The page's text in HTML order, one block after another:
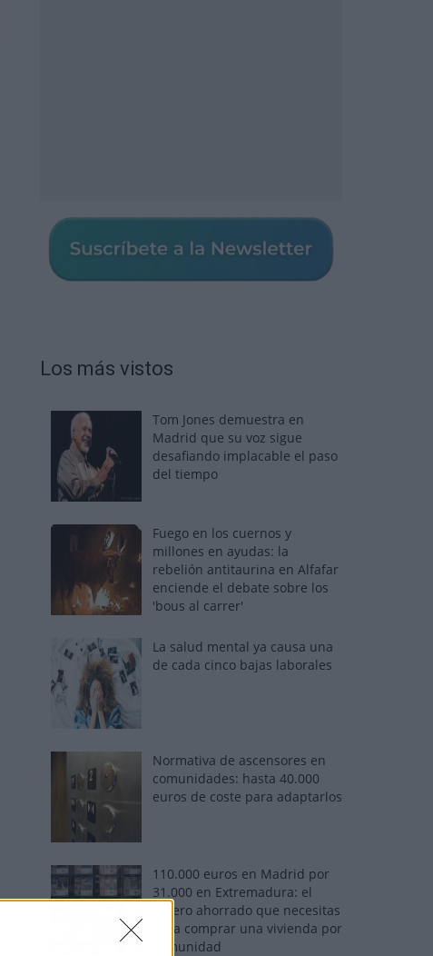
Los más vistos
Tom Jones demuestra en
Madrid que su voz sigue
desafiando implacable el paso
del tiempo
Fuego en los cuernos y
millones en ayudas: la
rebelión antitaurina en Alfafar
enciende el debate sobre los
'bous al carrer'
La salud mental ya causa una
de cada cinco bajas laborales
Normativa de ascensores en
comunidades: hasta 40.000
euros de coste para adaptarlos
110.000 euros en Madrid por
31.000 en Extremadura: el
dinero ahorrado que necesitas
para comprar una vivienda por
comunidad